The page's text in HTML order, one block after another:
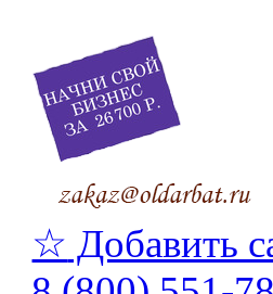
☆ Добавить